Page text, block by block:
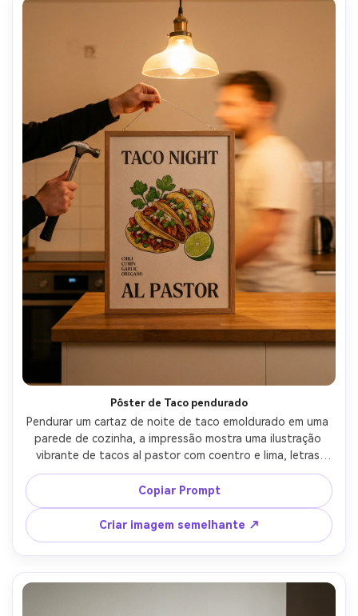
Pôster de Taco pendurado
Pendurar um cartaz de noite de taco emoldurado em uma
parede de cozinha, a impressão mostra uma ilustração
vibrante de tacos al pastor com coentro e lima, letras
serif modernas ousadas, pequena lista de especiarias,
grão de papel sutil, brilho quente de luz pendente, Sony
A7IV, 35mm, ângulo sincero, movimento realista,
tipografia nítida, sombras naturais, clareza pronta para
impressão-AR 4:5
Copiar Prompt
Criar imagem semelhante ↗